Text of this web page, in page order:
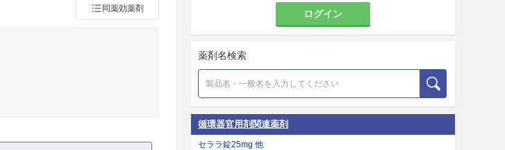
同薬効薬剤
ログイン
薬剤名検索
循環器官用剤関連薬剤
セララ錠25mg 他